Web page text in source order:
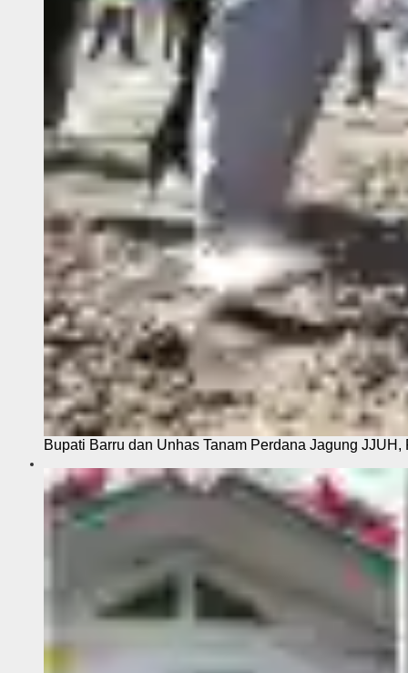
Bupati Barru dan Unhas Tanam Perdana Jagung